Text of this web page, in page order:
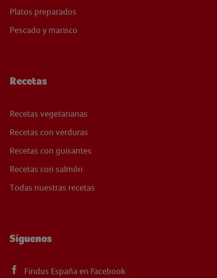
Platos preparados
Pescado y marisco
Recetas
Recetas vegetarianas
Recetas con verduras
Recetas con guisantes
Recetas con salmón
Todas nuestras recetas
Síguenos
Findus España en Facebook